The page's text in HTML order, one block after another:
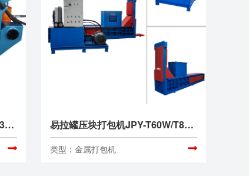
中、小型液压金属剪切机JPY-53X63/100/160/200/250/315/400/500 易拉罐压块打包机JPY-T60W/T80W/T100W/T120W
类型：金属打包机